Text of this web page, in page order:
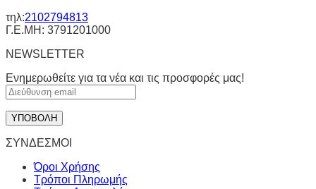
τηλ:2102794813
Γ.Ε.ΜΗ: 3791201000
NEWSLETTER
Ενημερωθείτε για τα νέα και τις προσφορές μας!
ΣΥΝΔΕΣΜΟΙ
Όροι Χρήσης
Τρόποι Πληρωμής